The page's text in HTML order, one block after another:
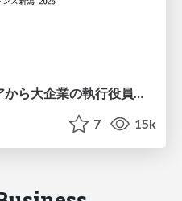
地方中小企業のエンジニアから大企業の執行役員になるまで #phpcon_niigata / road to executive
7 15k